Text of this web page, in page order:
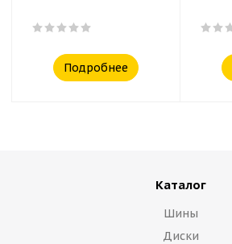
Подробнее
Каталог
Шины
Диски